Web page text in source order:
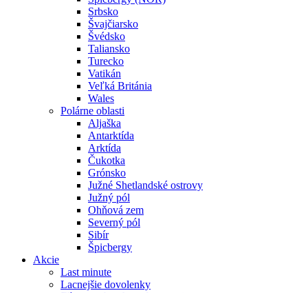
Srbsko
Švajčiarsko
Švédsko
Taliansko
Turecko
Vatikán
Veľká Británia
Wales
Polárne oblasti
Aljaška
Antarktída
Arktída
Čukotka
Grónsko
Južné Shetlandské ostrovy
Južný pól
Ohňová zem
Severný pól
Sibír
Špicbergy
Akcie
Last minute
Lacnejšie dovolenky